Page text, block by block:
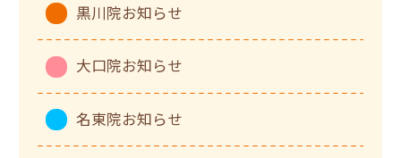
黒川院お知らせ
大口院お知らせ
名東院お知らせ